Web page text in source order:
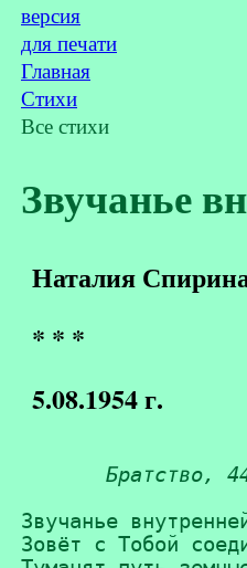
версия
для печати
Главная
Стихи
Все стихи
Звучанье
Наталия
* * *
5.08.1954 г.
Братство,
Звучанье
Зовёт с Тобой